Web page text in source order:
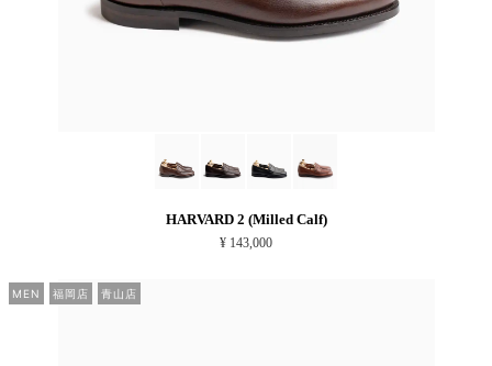
HARVARD 2 (Milled Calf)
¥ 143,000
MEN 福岡店 青山店